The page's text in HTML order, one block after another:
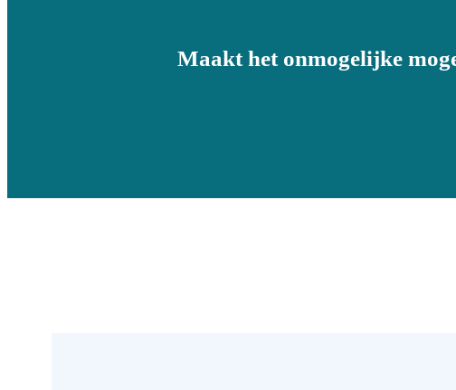
Maakt het onmogelijke